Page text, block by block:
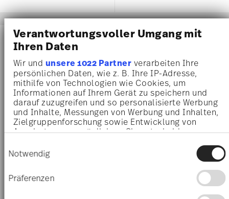
Verantwortungsvoller Umgang mit
Ihren Daten
Wir und unsere 1022 Partnerverarbeiten Ihre
persönlichen Daten, wie z. B. Ihre IP-Adresse,
mithilfe von Technologien wie Cookies, um
Informationen auf Ihrem Gerät zu speichern und
darauf zuzugreifen und so personalisierte Werbung
und Inhalte, Messungen von Werbung und Inhalten,
Zielgruppenforschung sowie Entwicklung von
Angeboten zu ermöglichen. Sie entscheiden
Sie können Ihre Einwilligung jederzeit über die
Cookie-Erklärung oder durch Klicken auf das
Privacy Trigger Symbol ändern oder widerrufen
Notwendig
Präferenzen
HOME FLOWER FARM
NEW
HOME FLOWER FARM
NEW